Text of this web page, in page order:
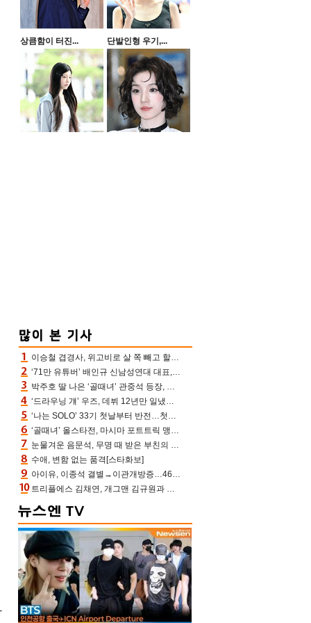
상큼함이 터진... 단발인형 우기,...
이승철 겹경사, 위고비로 살 쪽 빼고 할아버지 된다‥마음으로 낳은 딸 임신 자랑(유퀴즈)
‘71만 유튜버’ 배인규 신남성연대 대표, 오늘(5일) 숨진 채 발견…향년 36세
박주호 딸 나은 ‘골때녀’ 관중석 등장, 김민재 복제인간 보고 혼란 [결정적장면]
‘드라우닝 걔’ 우즈, 데뷔 12년만 일냈다…체조경기장 입성 확정
‘나는 SOLO’ 33기 첫날부터 반전…첫인상 0표 영호, 호감남 급부상
‘골때녀’ 올스타전, 마시마 포트트릭 맹추격전 5:4 골 잔치 ‘짜릿’ [어제TV]
눈물겨운 음문석, 무명 때 받은 부친의 전재산→폐암 父 세상 떠나기 전 여행(유퀴즈)[어제TV]
수애, 변함 없는 품격[스타화보]
아이유, 이종석 결별→이관개방증…46장 꽉 채운 유애나 ♥ “열심히 사는 중”
트리플에스 김채연, 개그맨 김규원과 함께 프리뷰쇼 진행 [포토엔HD]